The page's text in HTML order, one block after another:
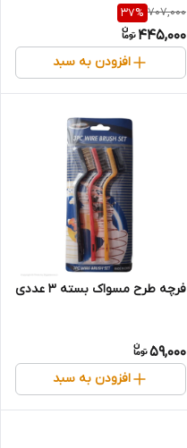
707,000
37%
445,000
افزودن به سبد
فرچه طرح مسواک بسته 3 عددی
59,000
افزودن به سبد